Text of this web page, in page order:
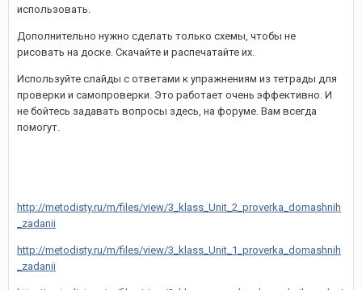
использовать.
Дополнительно нужно сделать только схемы, чтобы не
рисовать на доске. Скачайте и распечатайте их.
Используйте слайды с ответами к упражнениям из тетрады для
проверки и самопроверки. Это работает очень эффективно. И
не бойтесь задавать вопросы здесь, на форуме. Вам всегда
помогут.
http://metodisty.ru/m/files/view/3_klass_Unit_2_proverka_domashnih
_zadanii
http://metodisty.ru/m/files/view/3_klass_Unit_1_proverka_domashnih
_zadanii